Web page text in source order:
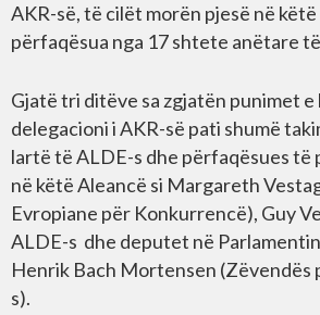
AKR-së, të cilët morën pjesë në
përfaqësua nga 17 shtete anëtare
Gjatë tri ditëve sa zgjatën punimet
delegacioni i AKR-së pati shumë
lartë të ALDE-s dhe përfaqësues të
në këtë Aleancë si Margareth
Evropiane për Konkurrencë), Guy
ALDE-s dhe deputet në
Henrik Bach Mortensen (Zëvendës
s).